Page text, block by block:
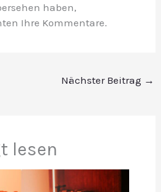
haben,
Ihre Kommentare.
Nächster Beitrag →
lesen